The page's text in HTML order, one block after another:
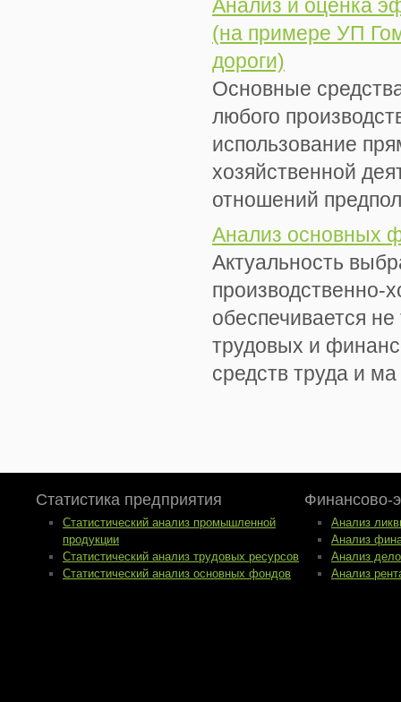
Анализ и оценка
(на примере УП
дороги)
Основные
любого
использование
хозяйственной
отношений
Анализ основных
Актуальность
производственно-
обеспечивается
трудовых и
средств труда и ма
Статистика предприятия
Статистический анализ промышленной
продукции
Статистический анализ трудовых ресурсов
Статистический анализ основных фондов
Финансово-
Анализ
Анализ
Анализ
Анализ